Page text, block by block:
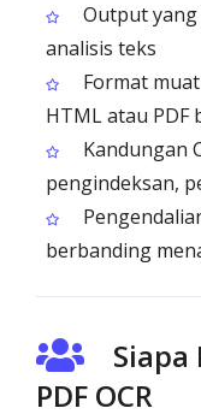
Output
analisis teks
Format
HTML atau PDF
Kandungan
pengindeksan,
berbanding
Siapa
PDF OCR